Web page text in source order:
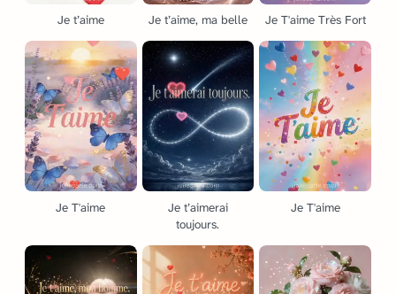
Je t’aime Je t’aime, ma belle Je T'aime Très Fort
Je T'aime
Je t’aimerai
toujours.
Je T'aime